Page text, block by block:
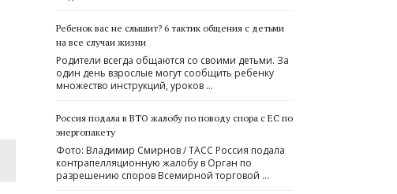
Ребенок вас не слышит? 6 тактик общения с детьми
на все случаи жизни
Родители всегда общаются со своими детьми. За
один день взрослые могут сообщить ребенку
множество инструкций, уроков …
Россия подала в ВТО жалобу по поводу спора с ЕС по
энергопакету
Фото: Владимир Смирнов / ТАСС Россия подала
контрапелляционную жалобу в Орган по
разрешению споров Всемирной торговой …